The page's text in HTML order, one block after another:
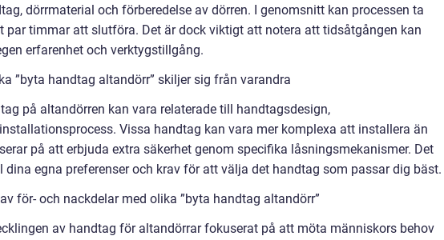
dörrmaterial och förberedelse av dörren. I genomsnitt kan processen ta
par timmar att slutföra. Det är dock viktigt att notera att tidsåtgången kan
erfarenhet och verktygstillgång.
”byta handtag altandörr” skiljer sig från varandra
på altandörren kan vara relaterade till handtagsdesign,
Vissa handtag kan vara mer komplexa att installera än
på att erbjuda extra säkerhet genom specifika låsningsmekanismer. Det
egna preferenser och krav för att välja det handtag som passar dig bäst.
för- och nackdelar med olika ”byta handtag altandörr”
av handtag för altandörrar fokuserat på att möta människors behov